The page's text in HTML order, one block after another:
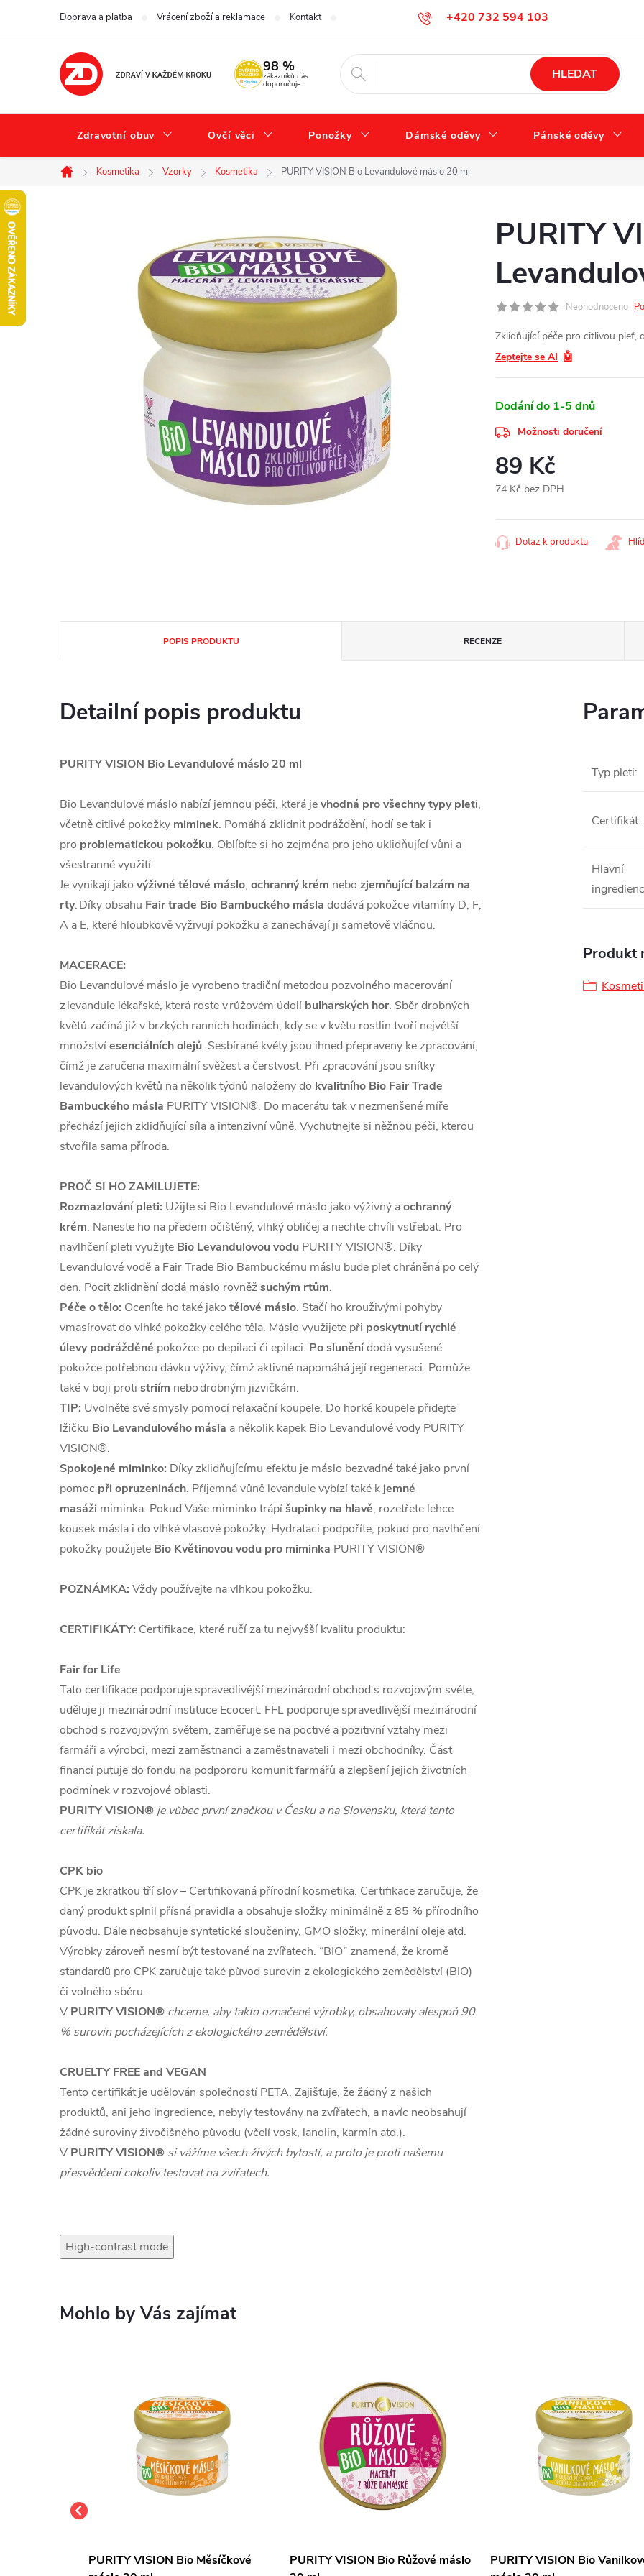
+420 732 594 103
info@zdravotnidoplnky.com
Doprava a platba Vrácení zboží a reklamace Kontakt Jak se správně starat o obuv?
98 %
zákazníků nás
doporučuje
HLEDAT
Zdravotní obuv Ovčí věci Ponožky Dámské oděvy Pánské oděvy
Domů
Kosmetika Vzorky Kosmetika PURITY VISION Bio Levandulové máslo 20 ml
PURITY
Neohodnoceno
Zklidňující péče pro citlivou pleť,
Zeptejte se AI 🤖
Dodání do 1-5 dnů
Možnosti doručení
89 Kč
74 Kč bez DPH
cena:
Dotaz k produktu
POPIS PRODUKTU RECENZE
Detailní popis produktu
PURITY VISION Bio Levandulové máslo 20 ml
Bio Levandulové máslo nabízí jemnou péči, která jevhodná pro všechny typy pleti,
včetně citlivé pokožky miminek. Pomáhá zklidnit podráždění, hodí se tak i
pro problematickou pokožku. Oblíbíte si ho zejména pro jeho uklidňující vůni a
všestranné využití.
Je vynikají jako výživné tělové máslo, ochranný krém nebo zjemňující balzám na
rty. Díky obsahu Fair trade Bio Bambuckého másla dodává pokožce vitamíny D, F,
A a E, které hloubkově vyživují pokožku a zanechávají ji sametově vláčnou.
MACERACE:
Bio Levandulové máslo je vyrobeno tradiční metodou pozvolného macerování
z levandule lékařské, která roste v růžovém údolí bulharských hor. Sběr drobných
květů začíná již v brzkých ranních hodinách, kdy se v květu rostlin tvoří největší
množstvíesenciálních olejů. Sesbírané květy jsou ihned přepraveny ke zpracování,
čímž je zaručena maximální svěžest a čerstvost. Při zpracování jsou snítky
levandulových květů na několik týdnů naloženy do kvalitního Bio Fair Trade
Bambuckého másla PURITY VISION®. Do macerátu tak v nezmenšené míře
přechází jejich zklidňující síla a intenzivní vůně. Vychutnejte si něžnou péči, kterou
stvořila sama příroda.
PROČ SI HO ZAMILUJETE:
Rozmazlování pleti: Užijte si Bio Levandulové máslo jako výživný aochranný
krém. Naneste ho na předem očištěný, vlhký obličej a nechte chvíli vstřebat. Pro
navlhčení pleti využijte Bio Levandulovou vodu PURITY VISION®. Díky
Levandulové vodě a Fair Trade Bio Bambuckému máslu bude pleť chráněná po celý
den. Pocit zklidnění dodá máslo rovněžsuchým rtům.
Péče o tělo: Oceníte ho také jako tělové máslo. Stačí ho krouživými pohyby
vmasírovat do vlhké pokožky celého těla. Máslo využijete při poskytnutí rychlé
úlevy podrážděné pokožce po depilaci či epilaci. Po sluněnídodá vysušené
pokožce potřebnou dávku výživy, čímž aktivně napomáhá její regeneraci. Pomůže
také v boji proti striím nebo drobným jizvičkám.
TIP: Uvolněte své smysly pomocí relaxační koupele. Do horké koupele přidejte
lžičku Bio Levandulového másla a několik kapek Bio Levandulové vody PURITY
VISION®.
Spokojené miminko: Díky zklidňujícímu efektu je máslo bezvadné také jako první
pomoc při opruzeninách. Příjemná vůně levandule vybízí také k jemné
masáži miminka. Pokud Vaše miminko trápíšupinky na hlavě, rozetřete lehce
kousek másla i do vlhké vlasové pokožky. Hydrataci podpoříte, pokud pro navlhčení
pokožky použijete Bio Květinovou vodu pro miminka PURITY VISION®
POZNÁMKA: Vždy používejte na vlhkou pokožku.
CERTIFIKÁTY: Certifikace, které ručí za tu nejvyšší kvalitu produktu:
Fair for Life
Tato certifikace podporuje spravedlivější mezinárodní obchod s rozvojovým světe,
uděluje ji mezinárodní instituce Ecocert. FFL podporuje spravedlivější mezinárodní
obchod s rozvojovým světem, zaměřuje se na poctivé a pozitivní vztahy mezi
farmáři a výrobci, mezi zaměstnanci a zaměstnavateli i mezi obchodníky. Část
financí putuje do fondu na podpororu komunit farmářů a zlepšení jejich životních
podmínek v rozvojové oblasti.
PURITY VISION® je vůbec první značkou v Česku a na Slovensku, která tento
certifikát získala.
CPK bio
CPK je zkratkou tří slov – Certifikovaná přírodní kosmetika. Certifikace zaručuje, že
daný produkt splnil přísná pravidla a obsahuje složky minimálně z 85 % přírodního
původu. Dále neobsahuje syntetické sloučeniny, GMO složky, minerální oleje atd.
Výrobky zároveň nesmí být testované na zvířatech. “BIO” znamená, že kromě
standardů pro CPK zaručuje také původ surovin z ekologického zemědělství (BIO)
či volného sběru.
V PURITY VISION® chceme, aby takto označené výrobky, obsahovaly alespoň 90
% surovin pocházejících z ekologického zemědělství.
CRUELTY FREE and VEGAN
Tento certifikát je udělován společností PETA. Zajišťuje, že žádný z našich
produktů, ani jeho ingredience, nebyly testovány na zvířatech, a navíc neobsahují
žádné suroviny živočišného původu (včelí vosk, lanolin, karmín atd.).
V PURITY VISION® si vážíme všech živých bytostí, a proto je proti našemu
přesvědčení cokoliv testovat na zvířatech.
Typ pleti:
Certifikát:
Hlavní
Produkt
High-contrast mode
Mohlo by Vás zajímat
PURITY VISION Bio Měsíčkové
PURITY VISION Bio Růžové máslo
PURITY VISION Bio